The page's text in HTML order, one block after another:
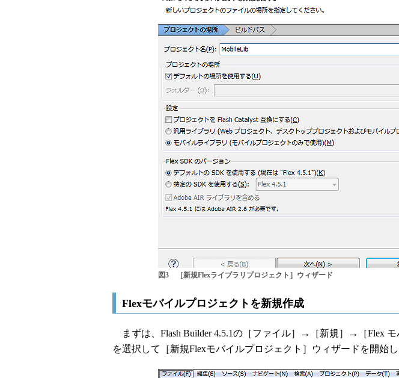
図3 ［新規Flexライブラリプロジェクト］ウィザード
Flexモバイルプロジェクトを新規作成
まずは、Flash Builder 4.5.1の［ファイル］→［新規］→［Flex モ
を選択して［新規Flexモバイルプロジェクト］ウィザードを開始し